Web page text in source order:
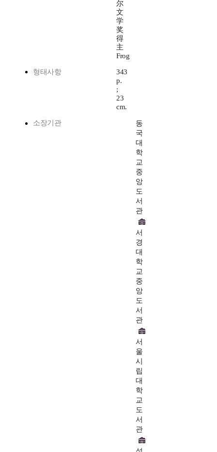
尔
文
学
奖
得
主
Frog
형태사항
343
p.
;
23
cm.
소장기관
동
국
대
학
교
중
앙
도
서
관
서
경
대
학
교
중
앙
도
서
관
서
울
시
립
대
학
교
도
서
관